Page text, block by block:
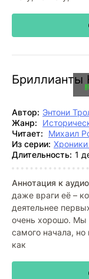
Бриллианты
Автор: Энтони
Жанр:
Читает:
Михаил
Из серии:
Длительность: 1
Аннотация к
даже враги её –
деятельнее
очень хорошо. Мы
самого начала, но
как